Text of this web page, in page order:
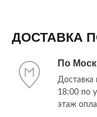
ДОСТАВКА
По
Доставка
18:00 по
этаж